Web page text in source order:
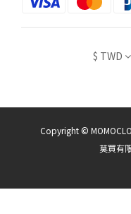
$ TWD
Copyright ©
莫買有